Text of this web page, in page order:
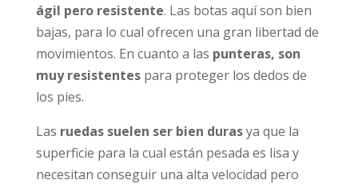
ágil pero resistente. Las botas aquí son bien
bajas, para lo cual ofrecen una gran libertad de
movimientos. En cuanto a las punteras, son
muy resistentes para proteger los dedos de
los pies.
Las ruedas suelen ser bien durasya que la
superficie para la cual están pesada es lisa y
necesitan conseguir una alta velocidad pero